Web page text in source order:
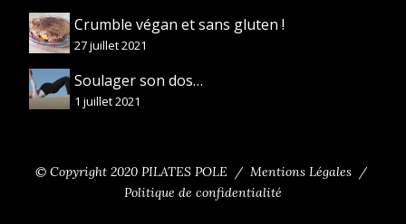
Crumble végan et sans gluten !
27 juillet 2021
Soulager son dos…
1 juillet 2021
© Copyright 2020 PILATES POLE
Mentions Légales
Politique de confidentialité